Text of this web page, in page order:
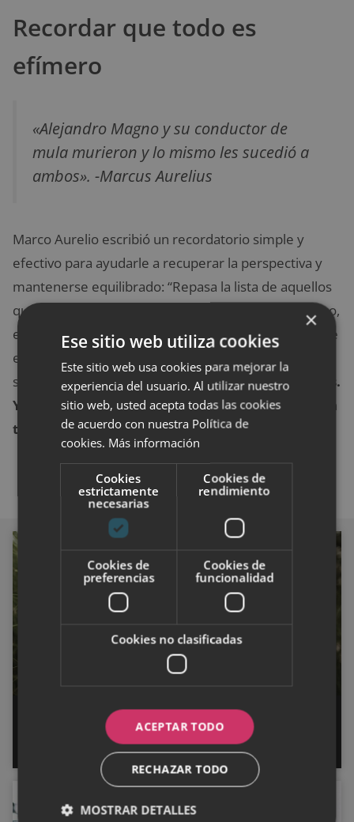
Recordar que todo es
efímero
«Alejandro Magno y su conductor de
mula murieron y lo mismo les sucedió a
ambos». -Marcus Aurelius
Marco Aurelio escribió un recordatorio simple y
efectivo para ayudarle a recuperar la perspectiva y
mantenerse equilibrado: “Repasa la lista de aquellos
que sintieron una ira intensa por algo: el más famoso,
el más desafortunado, el más odiado, el más: ¿Dónde
está todo eso ahora? Humo, polvo, leyenda … o ni
siquiera una leyenda. Piensa en todos los ejemplos.
Y lo triviales que son las cosas que queremos con
tanta pasión».
Libros recomendados para mujeres
×
Ese sitio web utiliza cookies
Este sitio web usa cookies para mejorar la
experiencia del usuario. Al utilizar nuestro
sitio web, usted acepta todas las cookies
de acuerdo con nuestra Política de
cookies. Más información
Cookies
estrictamente
necesarias
Cookies de
rendimiento
Cookies de
preferencias
Cookies de
funcionalidad
Cookies no clasificadas
ACEPTAR TODO
RECHAZAR TODO
MOSTRAR DETALLES